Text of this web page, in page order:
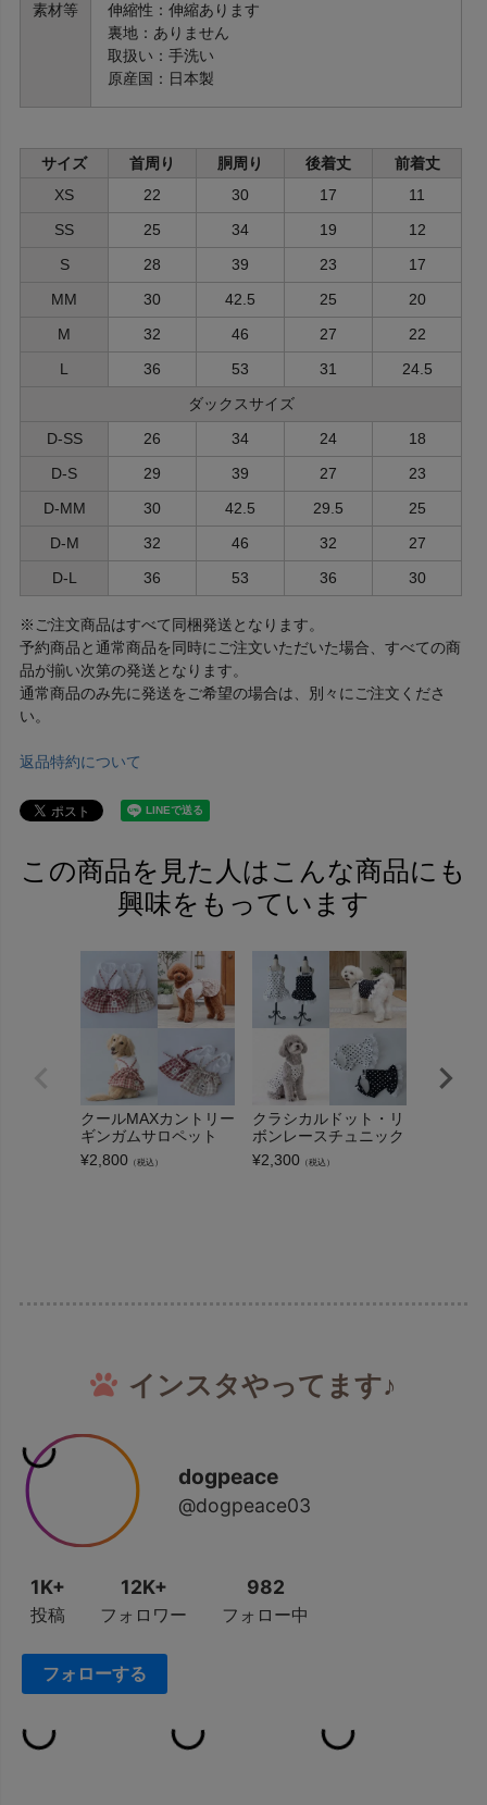
素材等
伸縮性：伸縮あります
裏地：ありません
取扱い：手洗い
原産国：日本製
サイズ 首周り 胴周り 後着丈
前着丈
XS
22 30 17
11
SS
25 34 19
12
S
28 39 23
17
MM
30 42.5 25
20
M
32 46 27
22
L
36 53 31
24.5
ダックスサイズ
D-SS
26 34 24
18
D-S
29 39 27
23
D-MM
30 42.5 29.5
25
D-M
32 46 32
27
D-L
36 53 36 30
※ご注文商品はすべて同梱発送となります。
予約商品と通常商品を同時にご注文いただいた場合、すべての商
品が揃い次第の発送となります。
通常商品のみ先に発送をご希望の場合は、別々にご注文くださ
い。
返品特約について
この商品を見た人はこんな商品にも
興味をもっています
クールMAXカントリー
ギンガムサロペット
¥2,800 （税込）
クラシカルドット・リ
ボンレースチュニック
¥2,300 （税込）
インスタやってます♪